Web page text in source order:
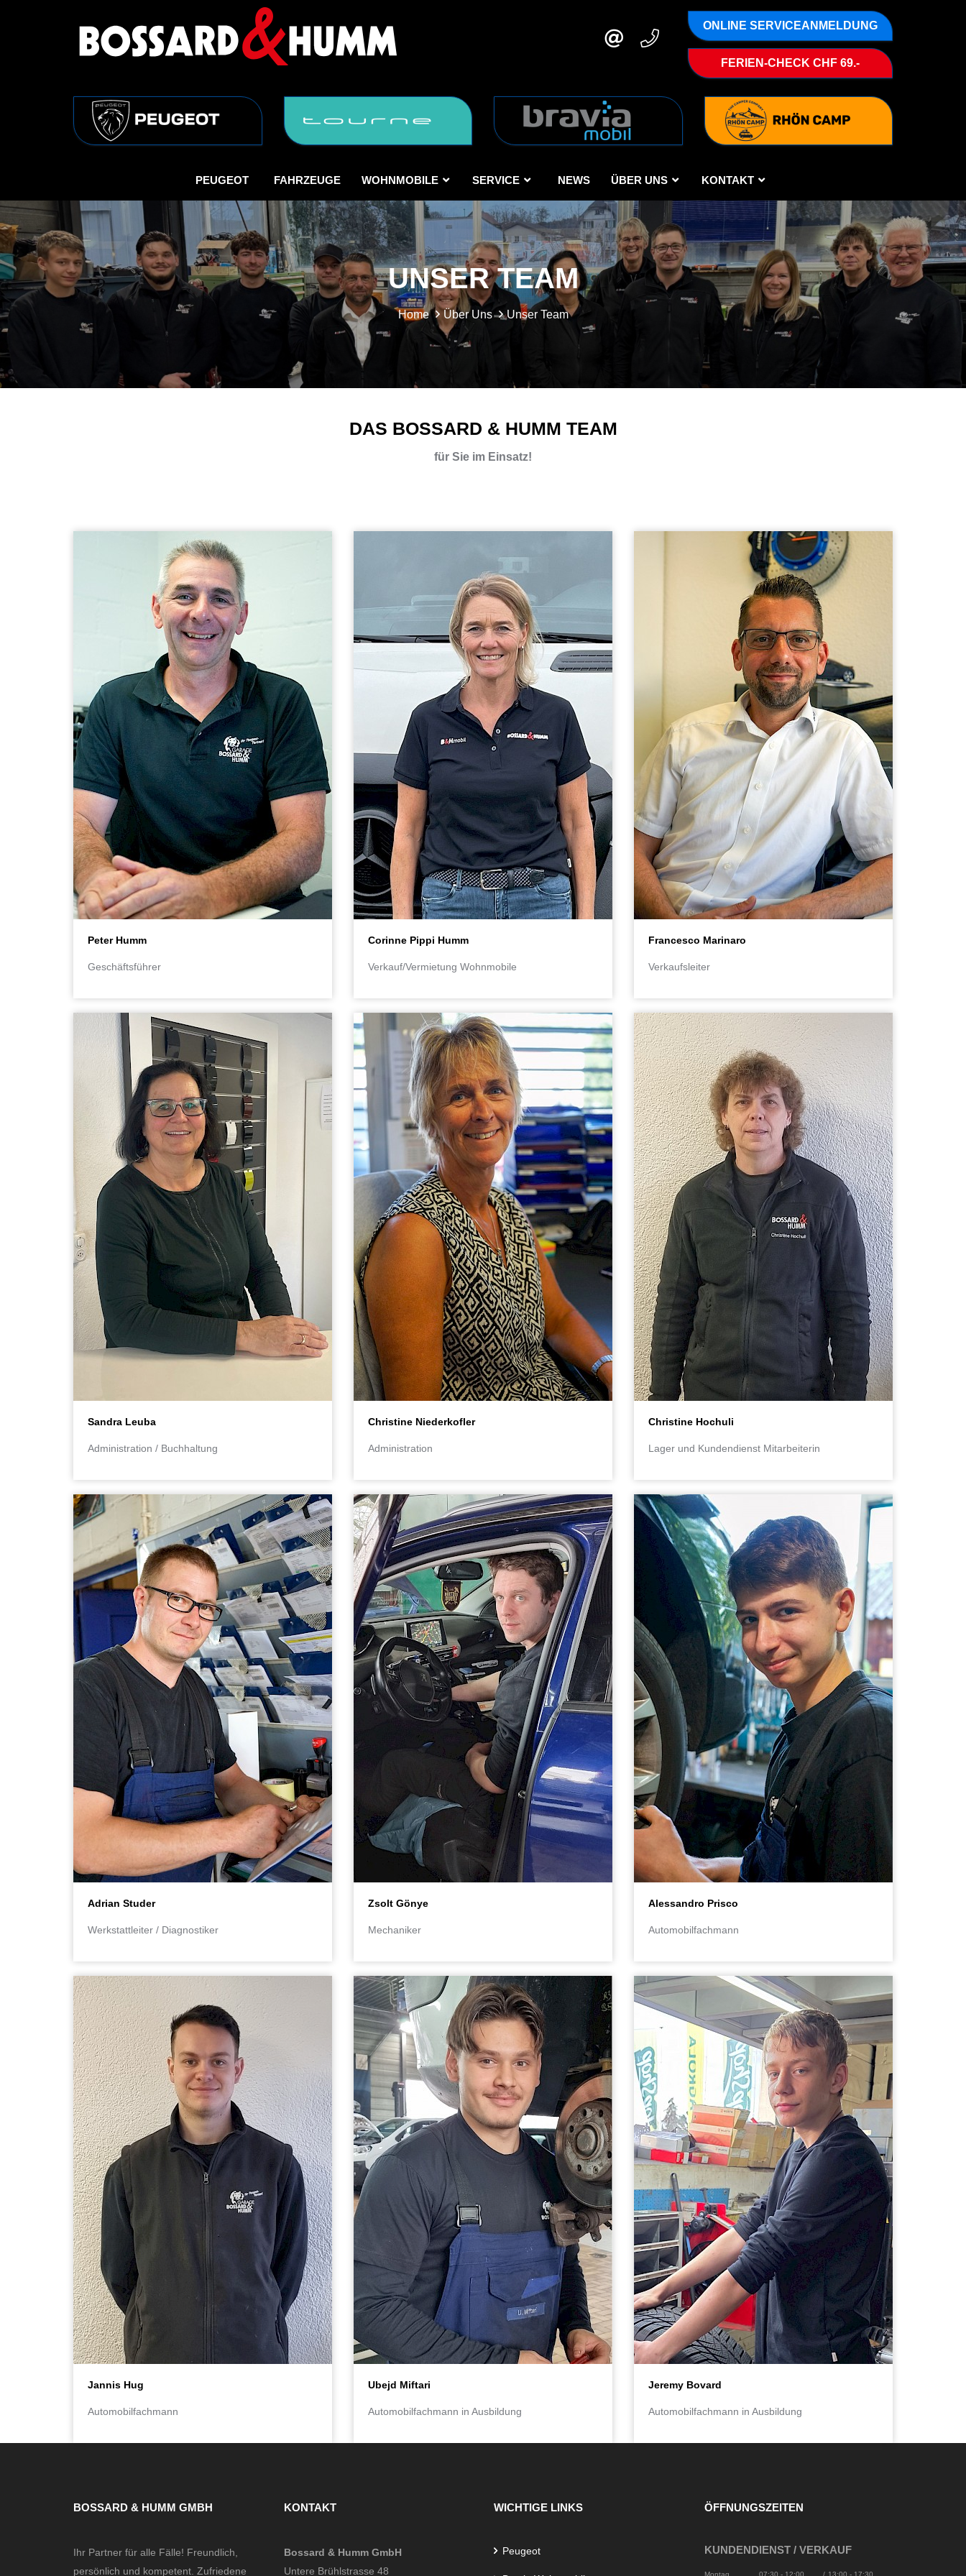
ONLINE SERVICEANMELDUNG
FERIEN-CHECK CHF 69.-
PEUGEOT FAHRZEUGE WOHNMOBILE SERVICE NEWS ÜBER UNS KONTAKT
UNSER TEAM
Home Über Uns Unser Team
DAS BOSSARD & HUMM TEAM
für Sie im Einsatz!
Peter Humm
Geschäftsführer
Corinne Pippi Humm
Verkauf/Vermietung Wohnmobile
Francesco Marinaro
Verkaufsleiter
Sandra Leuba
Administration / Buchhaltung
Christine Niederkofler
Administration
Christine Hochuli
Lager und Kundendienst Mitarbeiterin
Adrian Studer
Werkstattleiter / Diagnostiker
Zsolt Gönye
Mechaniker
Alessandro Prisco
Automobilfachmann
Jannis Hug
Automobilfachmann
Ubejd Miftari
Automobilfachmann in Ausbildung
Jeremy Bovard
Automobilfachmann in Ausbildung
BOSSARD & HUMM GMBH
Ihr Partner für alle Fälle! Freundlich,
persönlich und kompetent. Zufriedene
KONTAKT
Bossard & Humm GmbH
Untere Brühlstrasse 48
WICHTIGE LINKS
Peugeot
ÖFFNUNGSZEITEN
KUNDENDIENST / VERKAUF
Montag 07:30 - 12:00 / 13:00 - 17:30